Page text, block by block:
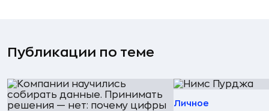
Публикации по теме
Личное